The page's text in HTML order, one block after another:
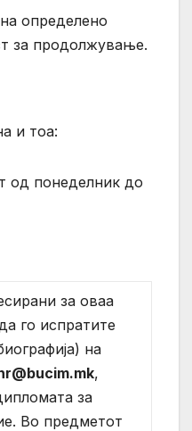
определено
за продолжување.
и тоа:
од понеделник до
за оваа
го испратите
на
,
за
Во предметот